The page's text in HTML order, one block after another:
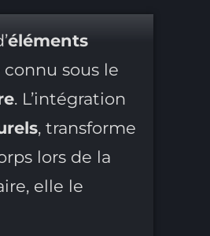
éléments
connu sous le
. L’intégration
, transforme
lors de la
elle le